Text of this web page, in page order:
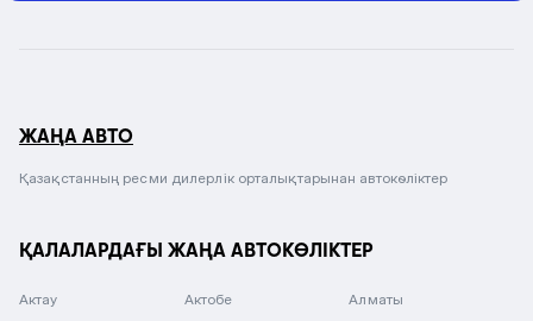
ЖАҢА АВТО
Қазақстанның ресми дилерлік орталықтарынан автокөліктер
ҚАЛАЛАРДАҒЫ ЖАҢА АВТОКӨЛІКТЕР
Актау Актобе Алматы